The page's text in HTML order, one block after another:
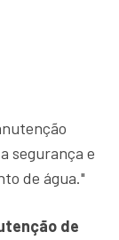
segurança e
de água."
de